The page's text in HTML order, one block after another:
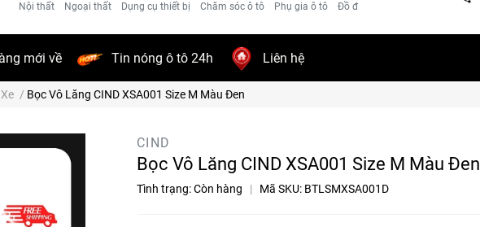
Nội thất Ngoại thất Dụng cụ thiết bị Chăm sóc ô tô Phụ gia ô tô Đồ điện ô tô
mới về Tin nóng ô tô 24h Liên hệ
/ Bọc Vô Lăng CIND XSA001 Size M Màu Đen
CIND
Bọc Vô Lăng CIND XSA001 Size M Màu Đen
Tình trạng:Còn hàng | Mã SKU: BTLSMXSA001D